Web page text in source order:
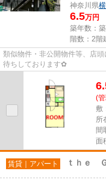
神奈川県
6.5万円
築年数：
階数：2階
類似物件・非公開物件等、店
待ちしております✿
(
敷
所
間
面
賃貸｜アパート ｔｈｅ